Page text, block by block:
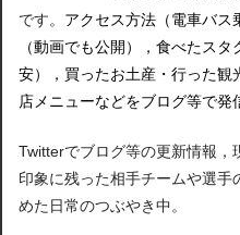
です。 アクセス方法（電車バス
（動画でも公開），食べたス
安），買ったお土産・行った観
店メニューなどをブログ等で発
Twitterでブログ等の更新情報，
印象に残った相手チームや選手
めた日常のつぶやき中。